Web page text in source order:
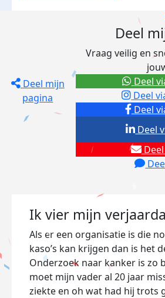
Deel mijn
pagina
Deel
Vraag veilig en
Deel
Deel
Deel
Deel
Deel
Ik vier mijn
Als er een organisatie is die
kaso’s kan krijgen dan is het
Onderzoek naar kanker is zo
moet mijn vader al 20 jaar
ziekte en oh wat had hij trots